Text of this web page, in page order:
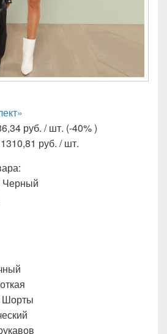
руб. / шт. (-40% )
руб. / шт.
Черный
Шорты